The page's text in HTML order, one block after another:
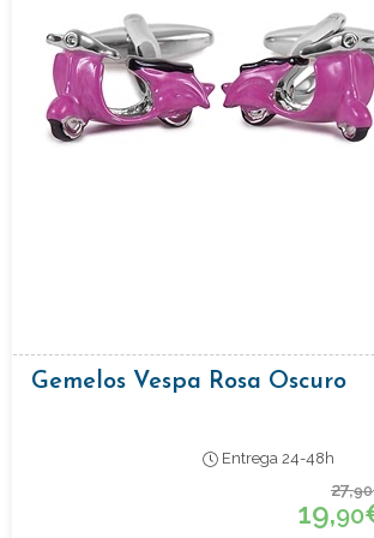
Gemelos Vespa Rosa Oscuro
Entrega 24-48h
27,90
19,90